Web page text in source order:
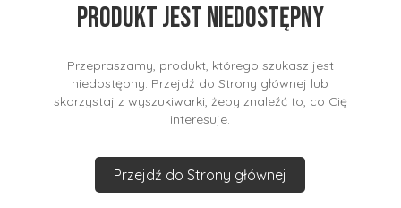
Produkt jest niedostępny
Przepraszamy, produkt, którego szukasz jest
niedostępny. Przejdź do Strony głównej lub
skorzystaj z wyszukiwarki, żeby znaleźć to, co Cię
interesuje.
Przejdź do Strony głównej